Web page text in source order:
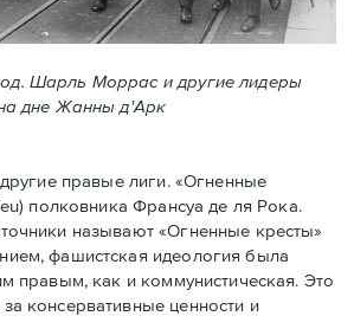
Шарль Моррас и другие лидеры
дне Жанны д'Арк
правые лиги. «Огненные
полковника Франсуа де ля Рока.
называют «Огненные крeсты»
фашистская идеология была
правым, как и коммунистическая. Это
консервативные ценности и